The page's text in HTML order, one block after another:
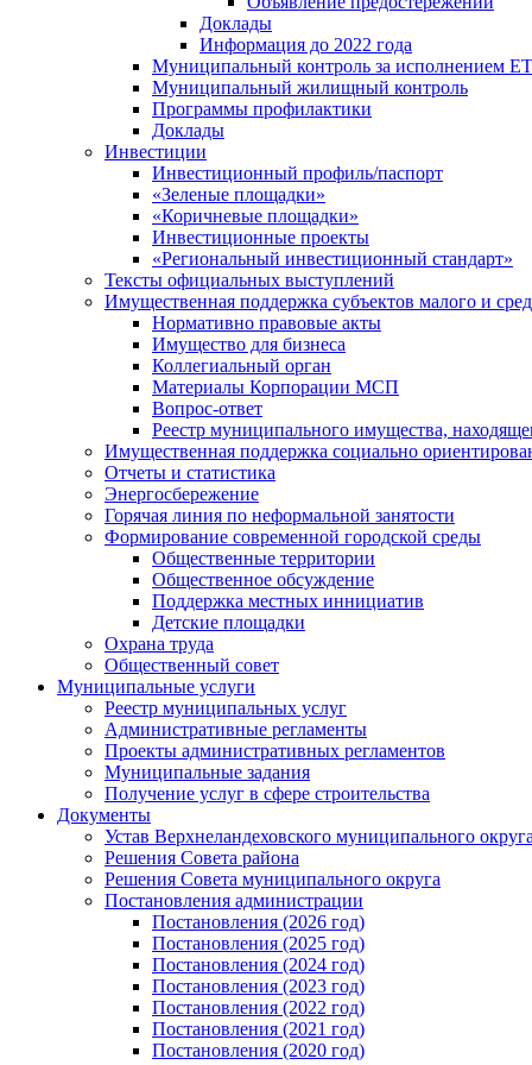
Доклады
Информация до 2022 года
Муниципальный контроль за исполнением
Муниципальный жилищный контроль
Программы профилактики
Доклады
Инвестиции
Инвестиционный профиль/паспорт
«Зеленые площадки»
«Коричневые площадки»
Инвестиционные проекты
«Региональный инвестиционный стандарт»
Тексты официальных выступлений
Имущественная поддержка субъектов малого и
Нормативно правовые акты
Имущество для бизнеса
Коллегиальный орган
Материалы Корпорации МСП
Вопрос-ответ
Реестр муниципального имущества,
Имущественная поддержка социально
Отчеты и статистика
Энергосбережение
Горячая линия по неформальной занятости
Формирование современной городской среды
Общественные территории
Общественное обсуждение
Поддержка местных иннициатив
Детские площадки
Охрана труда
Общественный совет
Муниципальные услуги
Реестр муниципальных услуг
Административные регламенты
Проекты административных регламентов
Муниципальные задания
Получение услуг в сфере строительства
Документы
Устав Верхнеландеховского муниципального
Решения Совета района
Решения Совета муниципального округа
Постановления администрации
Постановления (2026 год)
Постановления (2025 год)
Постановления (2024 год)
Постановления (2023 год)
Постановления (2022 год)
Постановления (2021 год)
Постановления (2020 год)